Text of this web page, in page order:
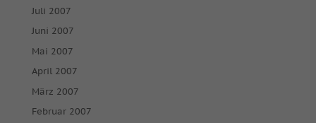
Juli 2007
Juni 2007
Mai 2007
April 2007
März 2007
Februar 2007